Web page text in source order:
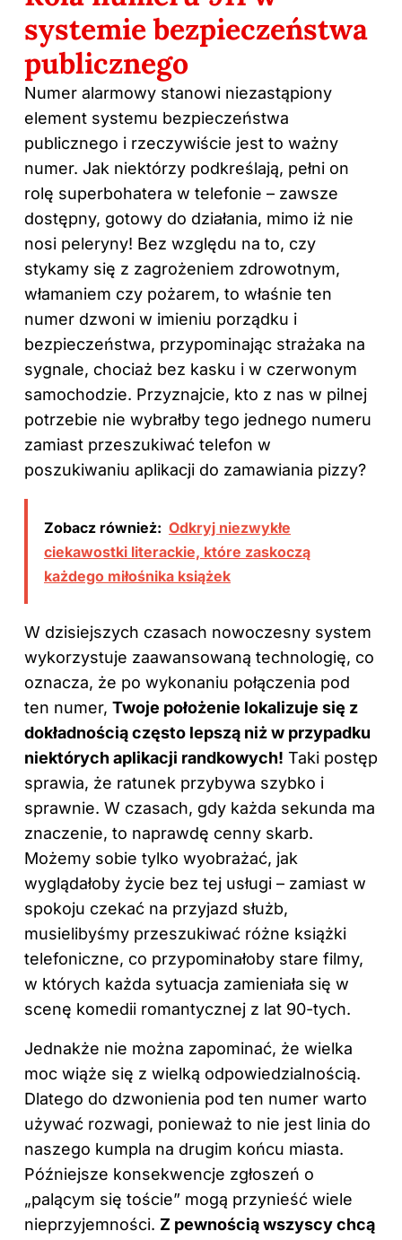
systemie bezpieczeństwa
publicznego
Numer alarmowy stanowi niezastąpiony
element systemu bezpieczeństwa
publicznego i rzeczywiście jest to ważny
numer. Jak niektórzy podkreślają, pełni on
rolę superbohatera w telefonie – zawsze
dostępny, gotowy do działania, mimo iż nie
nosi peleryny! Bez względu na to, czy
stykamy się z zagrożeniem zdrowotnym,
włamaniem czy pożarem, to właśnie ten
numer dzwoni w imieniu porządku i
bezpieczeństwa, przypominając strażaka na
sygnale, chociaż bez kasku i w czerwonym
samochodzie. Przyznajcie, kto z nas w pilnej
potrzebie nie wybrałby tego jednego numeru
zamiast przeszukiwać telefon w
poszukiwaniu aplikacji do zamawiania pizzy?
Zobacz również: Odkryj niezwykłe
ciekawostki literackie, które zaskoczą
każdego miłośnika książek
W dzisiejszych czasach nowoczesny system
wykorzystuje zaawansowaną technologię, co
oznacza, że po wykonaniu połączenia pod
ten numer, Twoje położenie lokalizuje się z
dokładnością często lepszą niż w przypadku
niektórych aplikacji randkowych! Taki postęp
sprawia, że ratunek przybywa szybko i
sprawnie. W czasach, gdy każda sekunda ma
znaczenie, to naprawdę cenny skarb.
Możemy sobie tylko wyobrażać, jak
wyglądałoby życie bez tej usługi – zamiast w
spokoju czekać na przyjazd służb,
musielibyśmy przeszukiwać różne książki
telefoniczne, co przypominałoby stare filmy,
w których każda sytuacja zamieniała się w
scenę komedii romantycznej z lat 90-tych.
Jednakże nie można zapominać, że wielka
moc wiąże się z wielką odpowiedzialnością.
Dlatego do dzwonienia pod ten numer warto
używać rozwagi, ponieważ to nie jest linia do
naszego kumpla na drugim końcu miasta.
Późniejsze konsekwencje zgłoszeń o
„palącym się toście” mogą przynieść wiele
nieprzyjemności. Z pewnością wszyscy chcą